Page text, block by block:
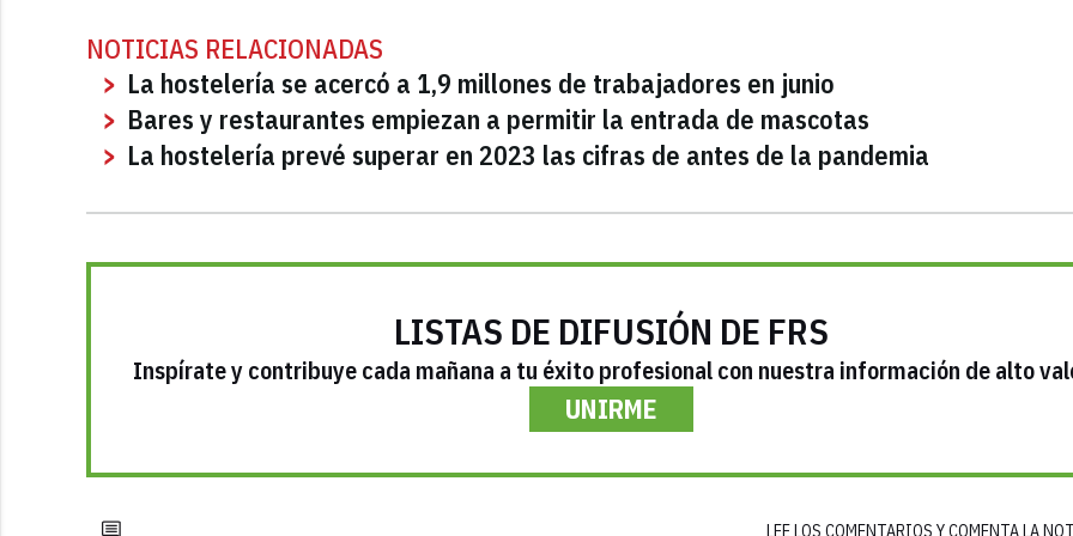
NOTICIAS RELACIONADAS
La hostelería se acercó a 1,9 millones de trabajadores en junio
Bares y restaurantes empiezan a permitir la entrada de mascotas
La hostelería prevé superar en 2023 las cifras de antes de la pandemia
LISTAS DE DIFUSIÓN DE FRS
Inspírate y contribuye cada mañana a tu éxito profesional con nuestra información de alto
UNIRME
LEE LOS COMENTARIOS Y COMENTA LA